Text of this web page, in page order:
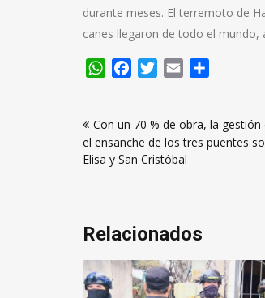
durante meses. El terremoto de
canes llegaron de todo el mundo,
WhatsApp
FacebookTwitter
Email
de
entradas
Con un 70 % de obra, la
el ensanche de los tres puentes
Elisa y San Cristóbal
Relacionados